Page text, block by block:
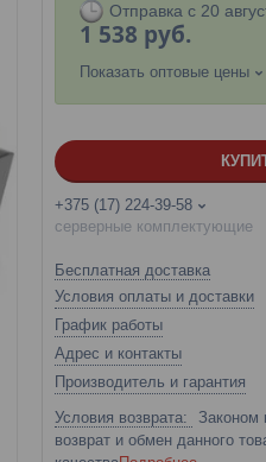
Отправка с 20
1 538 руб.
Показать оптовые цены
+375 (17) 224-39-58
серверные комплектующие
Бесплатная доставка
Условия оплаты и доставки
График работы
Адрес и контакты
Производитель и гарантия
Законом
возврат и обмен данного